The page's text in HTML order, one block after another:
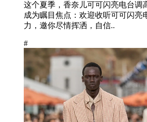
这个夏季，香奈儿可可闪亮电台调
成为瞩目焦点：欢迎收听可可闪亮
力，邀你尽情挥洒，自信..
#